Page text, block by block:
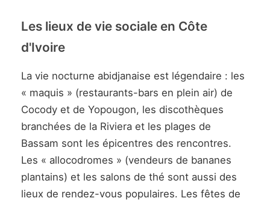
Les lieux de vie sociale en Côte
d'Ivoire
La vie nocturne abidjanaise est légendaire : les
« maquis » (restaurants-bars en plein air) de
Cocody et de Yopougon, les discothèques
branchées de la Riviera et les plages de
Bassam sont les épicentres des rencontres.
Les « allocodromes » (vendeurs de bananes
plantains) et les salons de thé sont aussi des
lieux de rendez-vous populaires. Les fêtes de